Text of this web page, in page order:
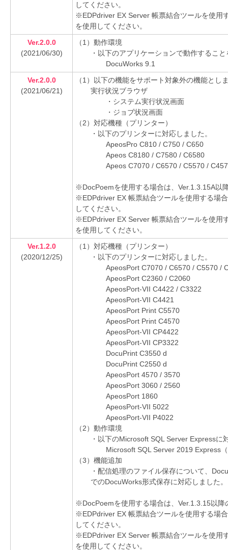
してください。
※EDPdriver EX Server 帳票結合ツールを使用
を使用してください。
Ver.2.0.0
(2021/06/30)
（1）動作環境
・以下のアプリケーションで動作するこ
DocuWorks 9.1
Ver.2.0.0
(2021/06/21)
（1）以下の機能をサポート対象外の機能とし
実行状況ブラウザ
・システム実行状況画面
・ジョブ状況画面
（2）対応機種（プリンター）
・以下のプリンターに対応しました。
ApeosPro C810 / C750 / C650
Apeos C8180 / C7580 / C6580
Apeos C7070 / C6570 / C5570 /
※DocPoemを使用する場合は、Ver.1.3.15A以
※EDPdriver EX 帳票結合ツールを使用する場
してください。
※EDPdriver EX Server 帳票結合ツールを使用
を使用してください。
Ver.1.2.0
(2020/12/25)
（1）対応機種（プリンター）
・以下のプリンターに対応しました。
ApeosPort C7070 / C6570 / C5570 /
ApeosPort C2360 / C2060
ApeosPort-VII C4422 / C3322
ApeosPort-VII C4421
ApeosPort Print C5570
ApeosPort Print C4570
ApeosPort-VII CP4422
ApeosPort-VII CP3322
DocuPrint C3550 d
DocuPrint C2550 d
ApeosPort 4570 / 3570
ApeosPort 3060 / 2560
ApeosPort 1860
ApeosPort-VII 5022
ApeosPort-VII P4022
（2）動作環境
・以下のMicrosoft SQL Server Expressに
Microsoft SQL Server 2019 Express
（3）機能追加
・配信処理のファイル保存について、
でのDocuWorks形式保存に対応しました。
※DocPoemを使用する場合は、Ver.1.3.15以
※EDPdriver EX 帳票結合ツールを使用する場
してください。
※EDPdriver EX Server 帳票結合ツールを使用
を使用してください。